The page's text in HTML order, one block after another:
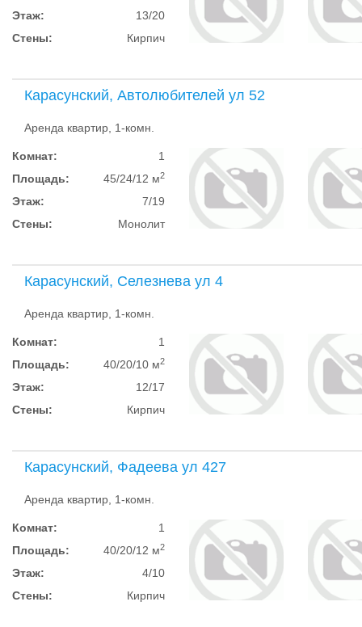
Этаж:
13/20
Стены:
Кирпич
Карасунский, Автолюбителей ул 52
Аренда квартир, 1-комн.
Комнат:
1
Площадь:
45/24/12 м2
Этаж:
7/19
Стены:
Монолит
Карасунский, Селезнева ул 4
Аренда квартир, 1-комн.
Комнат:
1
Площадь:
40/20/10 м2
Этаж:
12/17
Стены:
Кирпич
Карасунский, Фадеева ул 427
Аренда квартир, 1-комн.
Комнат:
1
Площадь:
40/20/12 м2
Этаж:
4/10
Стены:
Кирпич